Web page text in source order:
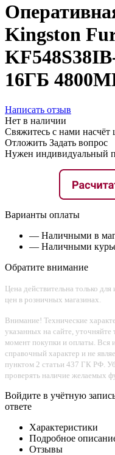
Kingston
16ГБ
Написать отзыв
Нет в наличии
Свяжитесь с нами насчёт
Отложить Задать вопрос
Нужен индивидуальный
Варианты оплаты
— Наличными в
— Наличными
Обратите внимание
Цена действительна только
цен в розничных магазинах.
Внимание! Технические
указанных на сайте, уточняйте
момент покупки и оплаты. Вся
справочный характер и не
пунктом 2 статьи 437 ГК РФ.
проверять наличие желаемых
Войдите в учётную
ответе
Характеристики
Подробное
Отзывы